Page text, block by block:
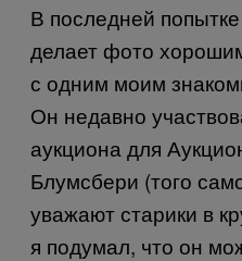
В последней
делает фото
с одним моим
Он недавно
аукциона для
Блумсбери (того
уважают старики в
я подумал, что он